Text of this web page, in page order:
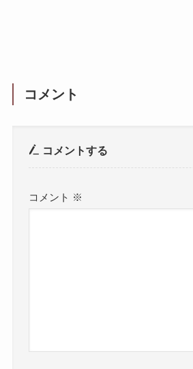
コメント
コメントする
コメント ※